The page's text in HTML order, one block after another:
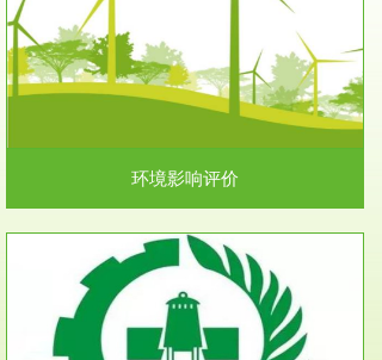
环境影响评价
环保竣工验收
根据《建设项目环境保护管理条例》第十七条 编
制环境影响报告书、...
服务范围